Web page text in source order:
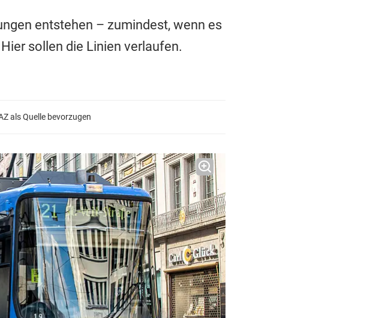
entstehen – zumindest, wenn es
sollen die Linien verlaufen.
als Quelle bevorzugen